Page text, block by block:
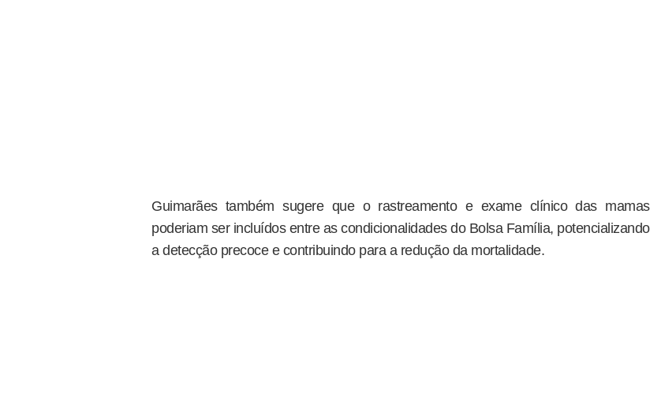
Guimarães também sugere que o rastreamento e exame clínico das mamas
poderiam ser incluídos entre as condicionalidades do Bolsa Família, potencializando
a detecção precoce e contribuindo para a redução da mortalidade.